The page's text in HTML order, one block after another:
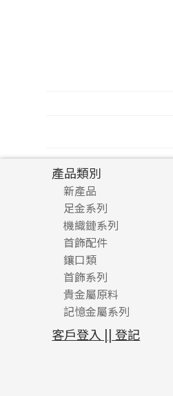
章
導
覽
產品類別
新產品
足金系列
足金配件
機織鏈系列
珠仔鏈
镶口链
管狀網鏈
十字車花鏈系列
十字閃O鏈系列
十字錘打鏈系列
側身車花鏈系列
首飾配件
耳環類配件
卷迫系列
螺絲迫系列
梅花迫系列
平臺迫系列
綫拍系列
鏈類配件
動感車花吊墜
調節珠系列
生圈扣系列
龍蝦扣系列
其他類配件
珠盤系列
袖口鈕系列
焊片及鐳射綫
珠類配件
無孔光身珠
空心光身珠
鑲口類
四爪頭系列
六爪頭系列
車花片
動感車花片
鑲口戒指
首飾系列
手镯系列
戒指系列
空心耳環
空心车花管首饰链
貴金屬原料
千足金
記憶金屬系列
記憶戒指
拉簧珠珠手鏈
客戶登入 || 登記